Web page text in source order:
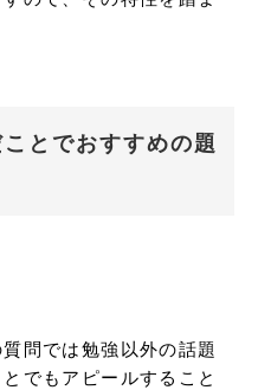
とでおすすめの題
問では勉強以外の話題
でもアピールすること